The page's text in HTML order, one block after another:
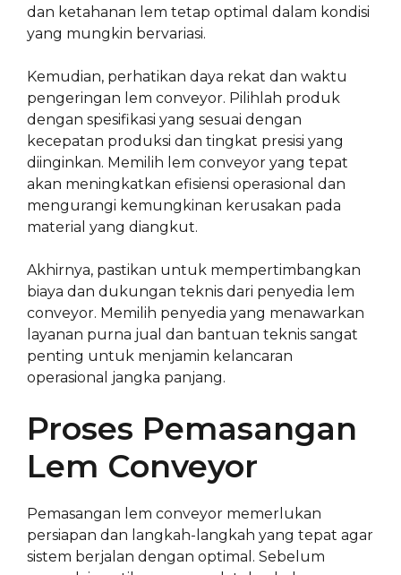
dan ketahanan lem tetap optimal dalam kondisi
yang mungkin bervariasi.
Kemudian, perhatikan daya rekat dan waktu
pengeringan lem conveyor. Pilihlah produk
dengan spesifikasi yang sesuai dengan
kecepatan produksi dan tingkat presisi yang
diinginkan. Memilih lem conveyor yang tepat
akan meningkatkan efisiensi operasional dan
mengurangi kemungkinan kerusakan pada
material yang diangkut.
Akhirnya, pastikan untuk mempertimbangkan
biaya dan dukungan teknis dari penyedia lem
conveyor. Memilih penyedia yang menawarkan
layanan purna jual dan bantuan teknis sangat
penting untuk menjamin kelancaran
operasional jangka panjang.
Proses Pemasangan
Lem Conveyor
Pemasangan lem conveyor memerlukan
persiapan dan langkah-langkah yang tepat agar
sistem berjalan dengan optimal. Sebelum